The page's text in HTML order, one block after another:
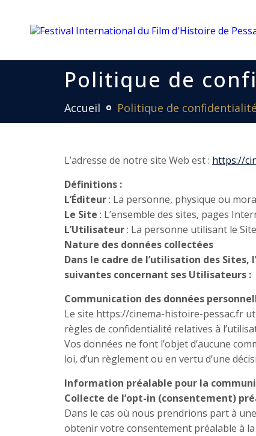
Politique de
Accueil Politique de confidentialité
L’adresse de notre site Web est : https://
Définitions :
L’Éditeur: La personne, physique ou
Le Site : L’ensemble des sites, pages
L’Utilisateur: La personne utilisant le
Nature des données collectées
Dans le cadre de l’utilisation des
suivantes concernant ses Utilisateurs :
Communication des données
Le site https://cinema-histoire-pessac.fr
règles de confidentialité relatives à
Vos données ne font l’objet d’aucune
loi, d’un règlement ou en vertu d’une
Information préalable pour la
Collecte de l’opt-in (consentement)
Dans le cas où nous prendrions part à
obtenir votre consentement préalable à